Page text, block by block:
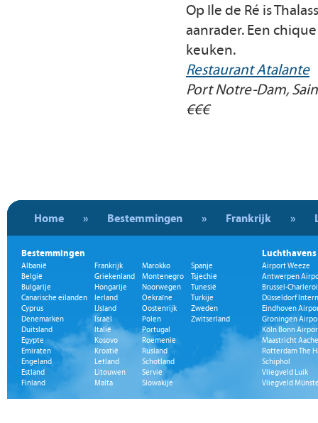
Op Ile de Ré is
aanrader. Een
keuken.
Restaurant Atalante
Port Notre-Dam,
€€€
Home » Bestemmingen » Frankrijk »
Bestemmingen
Albanië
België
Bulgarije
Canarische eilanden
Cyprus
Denemarken
Duitsland
Egypte
Emiraten
Engeland
Estland
Finland
Frankrijk
Griekenland
Hongarije
Ierland
IJsland
Israël
Italië
Kosovo
Kroatië
Letland
Litouwen
Malta
Marokko
Montenegro
Noorwegen
Oekraïne
Oostenrijk
Polen
Portugal
Roemenië
Rusland
Schotland
Servië
Slowakije
Spanje
Tsjechië
Tunesië
Turkije
Zweden
Zwitserland
Luchthavens
Airport Weeze
Antwerpen
Brussel-
Düsseldorf
Eindhoven
Groningen
Köln Bonn
Maastricht
Rotterdam The
Schiphol
Vliegveld Luik
Vliegveld